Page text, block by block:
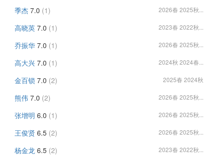
季杰 7.0 (1) 2026春 2025秋...
高晓英 7.0 (1) 2023春 2022秋...
乔振华 7.0 (1) 2026春 2025秋...
高大兴 7.0 (1) 2024秋 2024春...
金百锁 7.0 (2) 2025春 2024秋
熊伟 7.0 (2) 2026春 2025秋...
张增明 6.0 (1) 2026春 2025秋...
王俊贤 6.5 (2) 2026春 2025秋...
杨金龙 6.5 (2) 2023春 2022秋...